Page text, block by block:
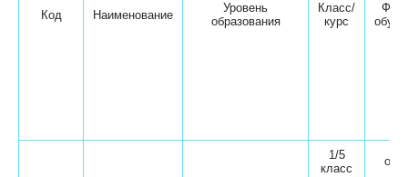
Код Наименование
Уровень
образования
Класс/
курс
1/5
класс